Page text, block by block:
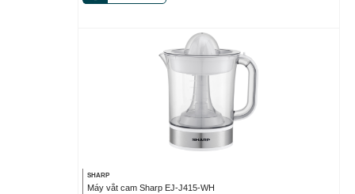
SHARP
Máy vắt cam Sharp EJ-J415-WH